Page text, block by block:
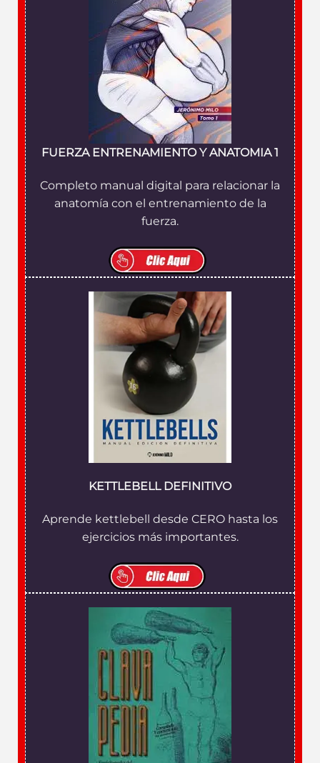
FUERZA ENTRENAMIENTO Y ANATOMIA 1
Completo manual digital para relacionar la
anatomía con el entrenamiento de la
fuerza.
KETTLEBELL DEFINITIVO
Aprende kettlebell desde CERO hasta los
ejercicios más importantes.